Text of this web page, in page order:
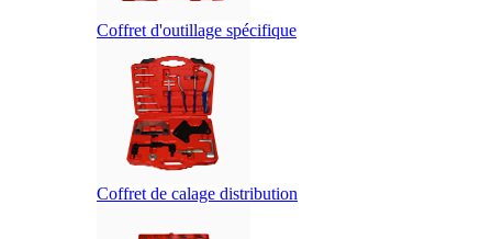
Coffret d'outillage spécifique
Coffret de calage distribution